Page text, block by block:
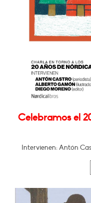
Celebramos el
Intervienen: Antón